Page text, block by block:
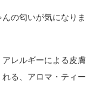
の匂いが気になりま
レルギーによる皮膚
る、アロマ・ティー